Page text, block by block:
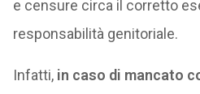
e censure circa il corretto
responsabilità genitoriale.
Infatti, in caso di mancato